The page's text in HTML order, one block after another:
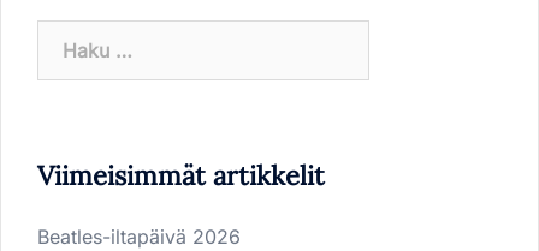
Viimeisimmät artikkelit
Beatles-iltapäivä 2026